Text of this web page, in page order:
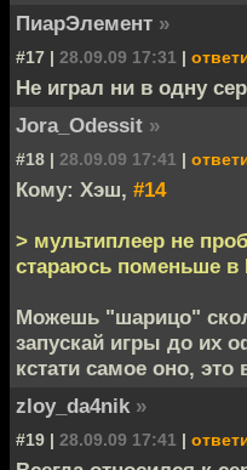
ПиарЭлемент »
#17 | 28.09.09 17:31 |
Не играл ни в одну
Jora_Odessit »
#18 | 28.09.09 17:41 |
Кому: Хэш, #14
> мультиплеер не
стараюсь поменьше в
Можешь "шарицо"
запускай игры до их
кстати самое оно, это
zloy_da4nik »
#19 | 28.09.09 17:41 |